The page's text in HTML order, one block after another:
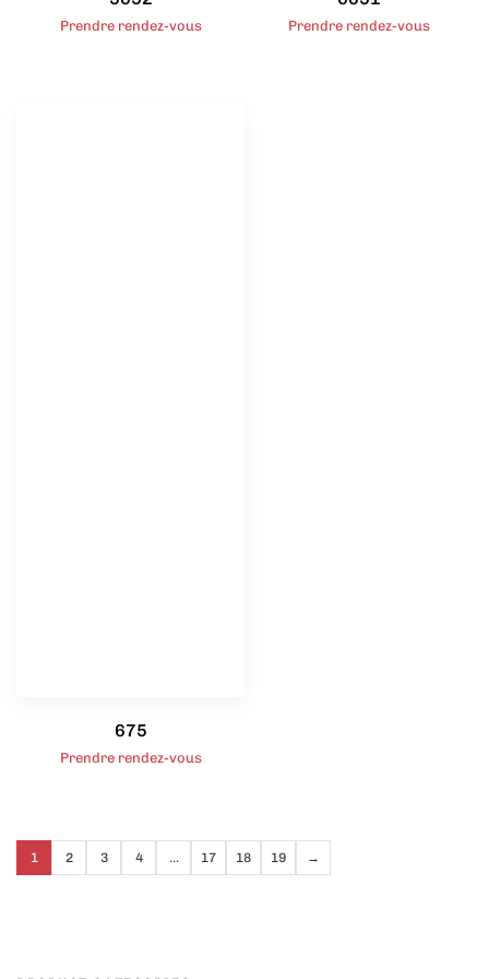
Prendre rendez-vous Prendre rendez-vous
675
Prendre rendez-vous
1 2 3 4 … 17 18 19 →